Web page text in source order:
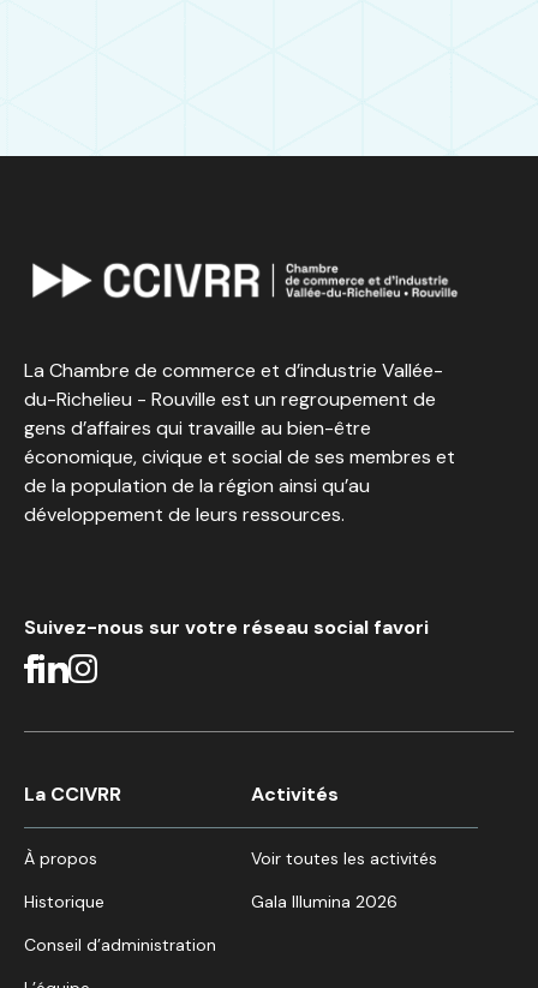
La Chambre de commerce et d’industrie Vallée-
du-Richelieu - Rouville est un regroupement de
gens d’affaires qui travaille au bien-être
économique, civique et social de ses membres et
de la population de la région ainsi qu’au
développement de leurs ressources.
Suivez-nous sur votre réseau social favori
La CCIVRR
À propos
Historique
Conseil d’administration
Activités
Voir toutes les activités
Gala Illumina 2026